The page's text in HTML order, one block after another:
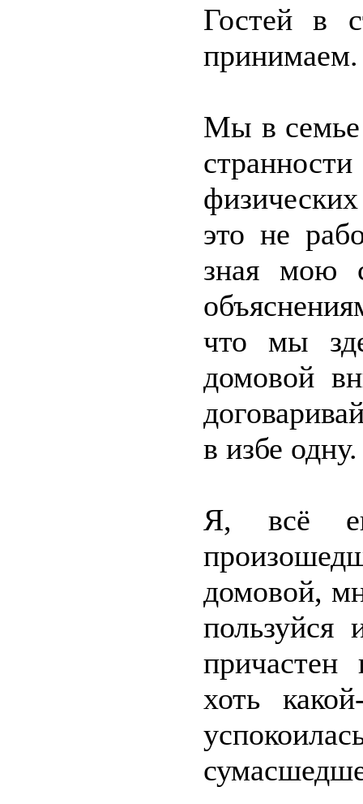
Гостей в
принимаем.
Мы в семье
это не
зная мою
что мы
домовой
в избе одну.
Я, всё
домовой,
хоть